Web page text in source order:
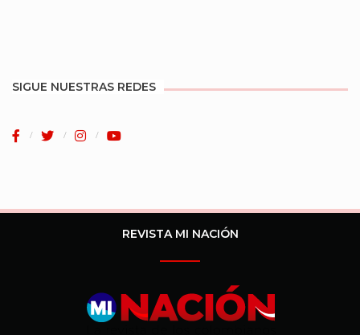
SIGUE NUESTRAS REDES
REVISTA MI NACIÓN